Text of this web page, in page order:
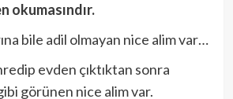
okumasındır.
bile adil olmayan nice alim var…
evden çıktıktan sonra
görünen nice alim var.